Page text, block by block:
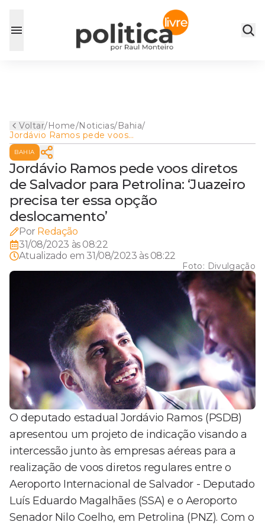
Voltar/Home/Noticias/Bahia/
Jordávio Ramos pede voos
diretos de Salvador para
Petrolina: ‘Juazeiro precisa
ter essa opção
deslocamento’
BAHIA
Jordávio Ramos pede voos diretos
de Salvador para Petrolina: ‘Juazeiro
precisa ter essa opção
deslocamento’
Por Redação
31/08/2023 às 08:22
Atualizado em31/08/2023 às 08:22
Foto: Divulgação
O deputado estadual Jordávio Ramos (PSDB)
apresentou um projeto de indicação visando a
intercessão junto às empresas aéreas para a
realização de voos diretos regulares entre o
Aeroporto Internacional de Salvador - Deputado
Luís Eduardo Magalhães (SSA) e o Aeroporto
Senador Nilo Coelho, em Petrolina (PNZ). Com o